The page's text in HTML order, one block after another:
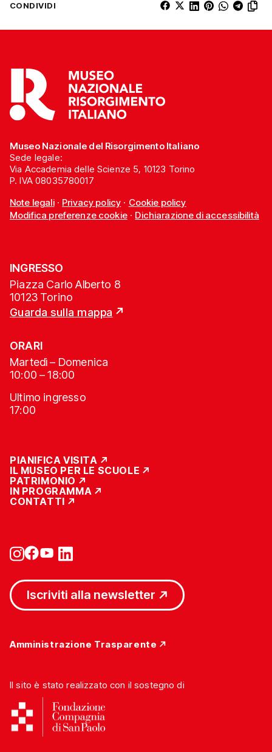
CONDIVIDI
Museo Nazionale del Risorgimento Italiano
Sede legale:
Via Accademia delle Scienze 5, 10123 Torino
P. IVA 08035780017
Note legali· Privacy policy · Cookie policy
Modifica preferenze cookie· Dichiarazione di accessibilità
INGRESSO
Piazza Carlo Alberto 8
10123 Torino
Guarda sulla mappa
ORARI
Martedì – Domenica
10:00 – 18:00
Ultimo ingresso
17:00
PIANIFICA VISITA
IL MUSEO PER LE SCUOLE
PATRIMONIO
IN PROGRAMMA
CONTATTI
Iscriviti alla newsletter
Amministrazione Trasparente
Il sito è stato realizzato con il sostegno di